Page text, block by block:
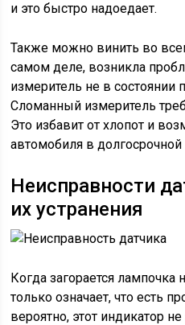
и это быстро надоедает.
Также можно винить во
самом деле, возникла
измеритель не в состоянии
Сломанный измеритель
Это избавит от хлопот и
автомобиля в долгосрочной
Неисправности
их устранения
Когда загорается лампочка
только означает, что есть
вероятно, этот индикатор